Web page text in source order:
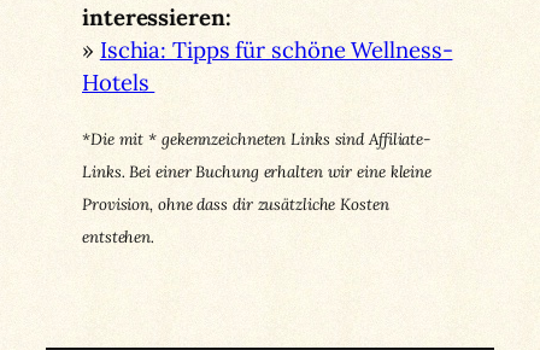
interessieren:
» Ischia: Tipps für schöne Wellness-
Hotels
*Die mit * gekennzeichneten Links sind Affiliate-
Links. Bei einer Buchung erhalten wir eine kleine
Provision, ohne dass dir zusätzliche Kosten
entstehen.